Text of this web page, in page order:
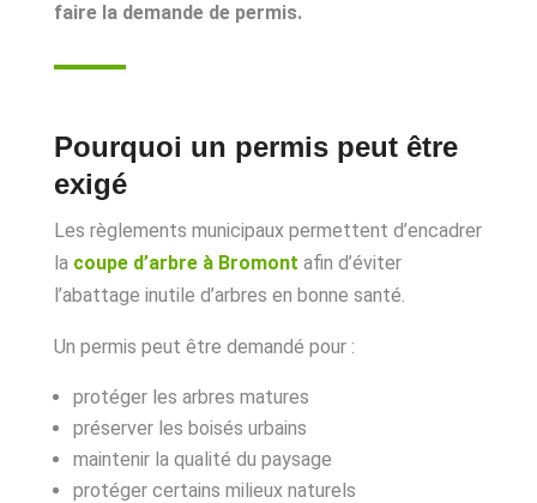
faire la demande de permis.
Pourquoi un permis peut être
exigé
Les règlements municipaux permettent d’encadrer
la coupe d’arbre à Bromont afin d’éviter
l’abattage inutile d’arbres en bonne santé.
Un permis peut être demandé pour :
protéger les arbres matures
préserver les boisés urbains
maintenir la qualité du paysage
protéger certains milieux naturels